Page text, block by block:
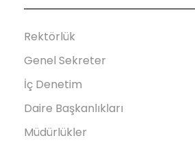
Rektörlük
Genel Sekreter
İç Denetim
Daire Başkanlıkları
Müdürlükler